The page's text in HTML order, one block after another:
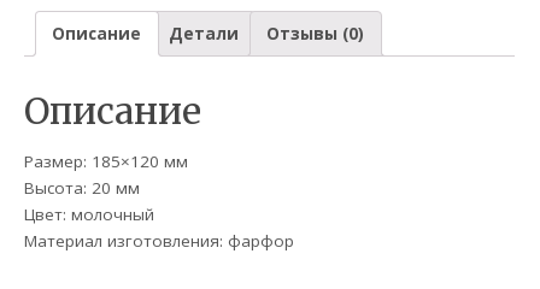
Описание Детали Отзывы (0)
Описание
Размер: 185×120 мм
Высота: 20 мм
Цвет: молочный
Материал изготовления: фарфор